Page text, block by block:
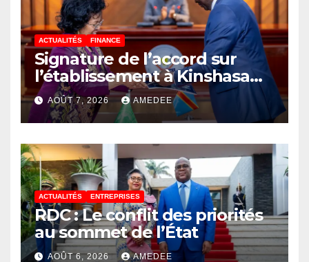
ACTUALITÉS FINANCE
Signature de l’accord sur
l’établissement à Kinshasa
du bureau-pays de l’Agence
de développement de
l’Union africaine–Nouveau
Partenariat pour le
développement de l’Afrique
(AUDA-NEPAD)
AOÛT 7, 2026 AMEDEE
ACTUALITÉS ENTREPRISES
RDC : Le conflit des priorités
au sommet de l’État
AOÛT 6, 2026 AMEDEE